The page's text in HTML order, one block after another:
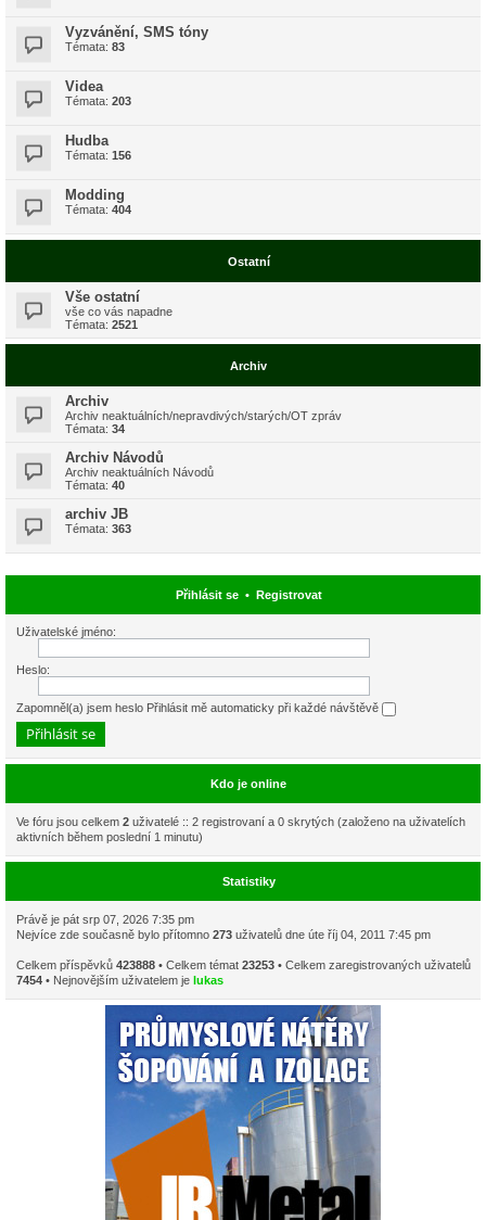
Vyzvánění, SMS tóny
Témata: 83
Videa
Témata: 203
Hudba
Témata: 156
Modding
Témata: 404
Ostatní
Vše ostatní
vše co vás napadne
Témata: 2521
Archiv
Archiv
Archiv neaktuálních/nepravdivých/starých/OT zpráv
Témata: 34
Archiv Návodů
Archiv neaktuálních Návodů
Témata: 40
archiv JB
Témata: 363
Přihlásit se• Registrovat
Uživatelské jméno:
Heslo:
Zapomněl(a) jsem heslo Přihlásit mě automaticky při každé návštěvě
Kdo je online
Ve fóru jsou celkem 2 uživatelé :: 2 registrovaní a 0 skrytých (založeno na uživatelích
aktivních během poslední 1 minutu)
Statistiky
Právě je pát srp 07, 2026 7:35 pm
Nejvíce zde současně bylo přítomno 273 uživatelů dne úte říj 04, 2011 7:45 pm
Celkem příspěvků 423888 • Celkem témat 23253 • Celkem zaregistrovaných uživatelů
7454 • Nejnovějším uživatelem je lukas